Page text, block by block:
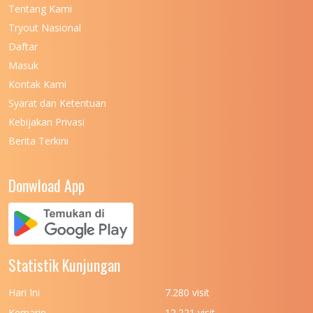
UNIVERSITAS NEGERI KHAIRUN
UNIVERSITAS NEGERI MANADO
UNIVERSITAS NEGERI MEDAN
UNIVERSITAS NEGERI PADANG
UNIVERSITAS NUSA CENDANA
UNIVERSITAS PADJADJARAN
UNIVERSITAS PATTIMURA
Tentang Kami
Tryout Nasional
Daftar
Masuk
Kontak Kami
Syarat dan Ketentuan
Kebijakan Privasi
Berita Terkini
Donwload App
Statistik Kunjungan
Hari Ini
7.280 visit